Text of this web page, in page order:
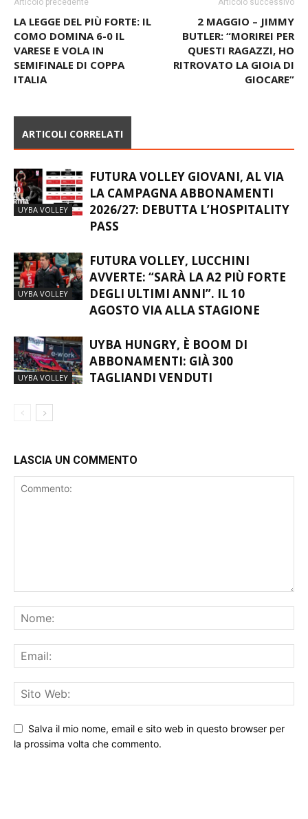
LA LEGGE DEL PIÙ FORTE: IL
COMO DOMINA 6-0 IL
VARESE E VOLA IN
SEMIFINALE DI COPPA
2 MAGGIO – JIMMY
BUTLER: “MORIREI PER
QUESTI RAGAZZI, HO
RITROVATO LA GIOIA DI
ARTICOLI CORRELATI
FUTURA VOLLEY GIOVANI, AL VIA
LA CAMPAGNA ABBONAMENTI
2026/27: DEBUTTA L’HOSPITALITY
FUTURA VOLLEY, LUCCHINI
AVVERTE: “SARÀ LA A2 PIÙ FORTE
DEGLI ULTIMI ANNI”. IL 10
UYBA HUNGRY, È BOOM DI
ABBONAMENTI: GIÀ 300
Salva il mio nome, email e sito web in questo browser per